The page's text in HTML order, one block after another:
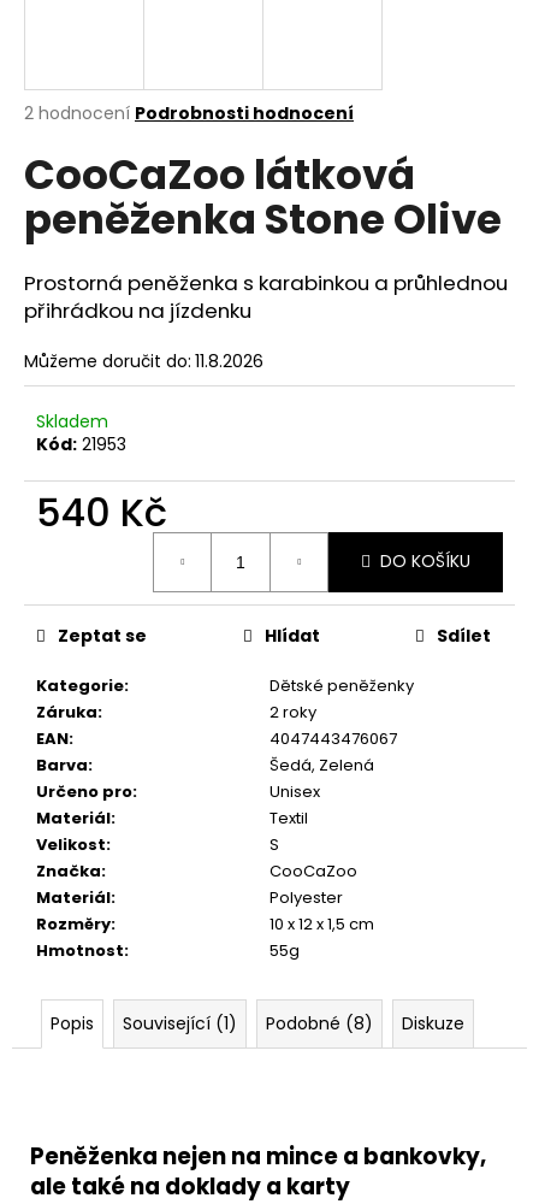
Průměrné
produktu
je
5
hvězdiček.
2 hodnocení Podrobnosti hodnocení
CooCaZoo látková
peněženka Stone Olive
Prostorná peněženka s karabinkou a průhlednou
přihrádkou na jízdenku
Můžeme doručit do: 11.8.2026
Skladem
Kód: 21953
540 Kč
DO KOŠÍKU
Kategorie:
Dětské peněženky
Záruka:
2 roky
EAN:
4047443476067
Barva:
Šedá, Zelená
Určeno pro:
Unisex
Materiál:
Textil
Velikost:
S
Značka:
CooCaZoo
Materiál:
Polyester
Rozměry:
10 x 12 x 1,5 cm
Hmotnost: 55g
Zeptat se Hlídat Sdílet
Popis Související (1) Podobné (8) Diskuze
Peněženka nejen na mince a bankovky,
ale také na doklady a karty
í
t
?
HLEDAT
D
o
p
r
u
j
e
m
e